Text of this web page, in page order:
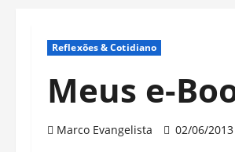
Reflexões & Cotidiano
Meus e-
Marco Evangelista 02/06/2013